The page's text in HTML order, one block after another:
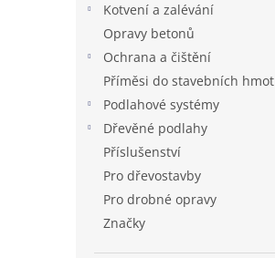
Kotvení a zalévání
Opravy betonů
Ochrana a čištění
Příměsi do stavebních hmot
Podlahové systémy
Dřevěné podlahy
Příslušenství
Pro dřevostavby
Pro drobné opravy
Značky